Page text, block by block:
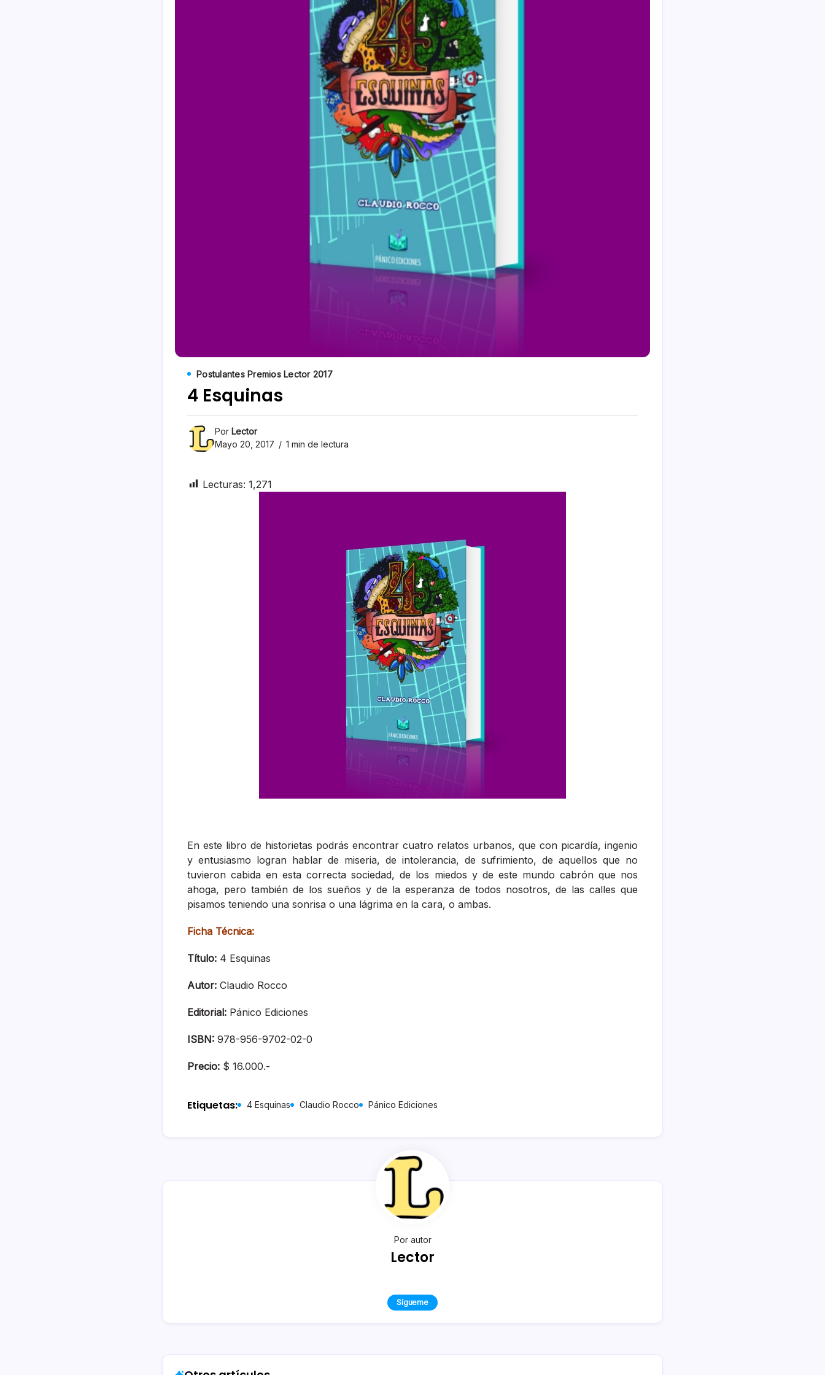
Postulantes Premios Lector 2017
4 Esquinas
Por Lector
Mayo 20, 2017
1 min de lectura
Lecturas: 1,271
En este libro de historietas podrás encontrar cuatro relatos urbanos, que con picardía, ingenio
y entusiasmo logran hablar de miseria, de intolerancia, de sufrimiento, de aquellos que no
tuvieron cabida en esta correcta sociedad, de los miedos y de este mundo cabrón que nos
ahoga, pero también de los sueños y de la esperanza de todos nosotros, de las calles que
pisamos teniendo una sonrisa o una lágrima en la cara, o ambas.
Ficha Técnica:
Título: 4 Esquinas
Autor: Claudio Rocco
Editorial: Pánico Ediciones
ISBN: 978-956-9702-02-0
Precio: $ 16.000.-
Etiquetas: 4 Esquinas Claudio Rocco Pánico Ediciones
Por autor
Lector
Sígueme